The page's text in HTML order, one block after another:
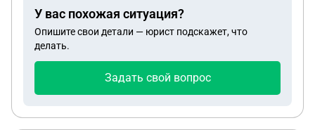
У вас похожая ситуация?
Опишите свои детали — юрист подскажет, что
делать.
Задать свой вопрос